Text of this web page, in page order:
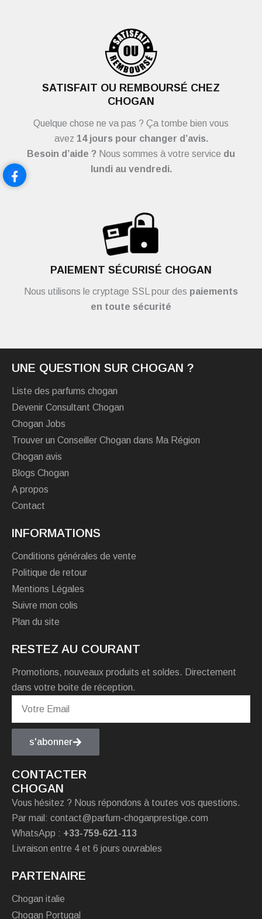
SATISFAIT OU REMBOURSÉ CHEZ
CHOGAN
Quelque chose ne va pas ? Ça tombe bien vous
avez 14 jours pour changer d’avis.
Besoin d’aide ? Nous sommes à votre service du
lundi au vendredi.
PAIEMENT SÉCURISÉ CHOGAN
Nous utilisons le cryptage SSL pour des paiements
en toute sécurité
UNE QUESTION SUR CHOGAN ?
Liste des parfums chogan
Devenir Consultant Chogan
Chogan Jobs
Trouver un Conseiller Chogan dans Ma Région
Chogan avis
Blogs Chogan
A propos
Contact
INFORMATIONS
Conditions générales de vente
Politique de retour
Mentions Légales
Suivre mon colis
Plan du site
RESTEZ AU COURANT
Promotions, nouveaux produits et soldes. Directement
dans votre boite de réception.
s'abonner
CONTACTER
CHOGAN
Vous hésitez ? Nous répondons à toutes vos questions.
Par mail: contact@parfum-choganprestige.com
WhatsApp : +33-759-621-113
Livraison entre 4 et 6 jours ouvrables
PARTENAIRE
Chogan italie
Chogan Portugal